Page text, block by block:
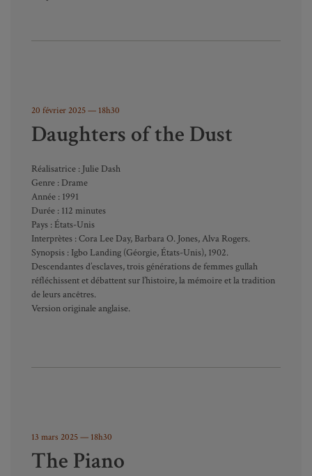
20 février 2025— 18h30
Daughters of the Dust
Réalisatrice : Julie Dash
Genre : Drame
Année : 1991
Durée : 112 minutes
Pays : États-Unis
Interprètes : Cora Lee Day, Barbara O. Jones, Alva Rogers.
Synopsis : Igbo Landing (Géorgie, États-Unis), 1902.
Descendantes d’esclaves, trois générations de femmes gullah
réfléchissent et débattent sur l’histoire, la mémoire et la tradition
de leurs ancêtres.
Version originale anglaise.
13 mars 2025— 18h30
The Piano